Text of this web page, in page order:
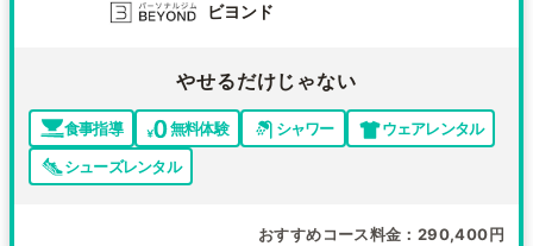
ビヨンド
やせるだけじゃない
食事指導 無料体験 シャワー
ウェアレンタル
シューズレンタル
おすすめコース料金 290,400円